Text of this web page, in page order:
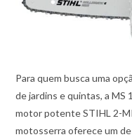
Para quem busca uma
de jardins e quintas, a MS
motor potente STIHL 2-
motosserra oferece um